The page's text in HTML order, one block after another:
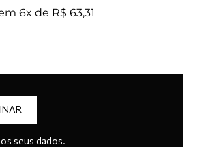
6x de R$ 63,31
seus dados.